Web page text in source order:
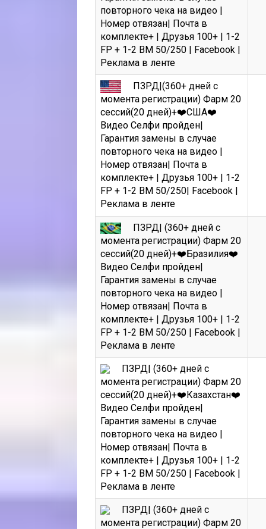
повторного чека на видео |
Номер отвязан| Почта в
комплекте+ | Друзья 100+ | 1-2
FP + 1-2 BM 50/250 | Facebook |
Реклама в ленте
ПЗРД|(360+ дней с
момента регистрации) Фарм 20
сессий(20 дней)+❤️США❤️
Видео Селфи пройден|
Гарантия замены в случае
повторного чека на видео |
Номер отвязан| Почта в
комплекте+ | Друзья 100+ | 1-2
FP + 1-2 BM 50/250| Facebook |
Реклама в ленте
ПЗРД| (360+ дней с
момента регистрации) Фарм 20
сессий(20 дней)+❤️Бразилия❤️
Видео Селфи пройден|
Гарантия замены в случае
повторного чека на видео |
Номер отвязан| Почта в
комплекте+ | Друзья 100+ | 1-2
FP + 1-2 BM 50/250 | Facebook |
Реклама в ленте
ПЗРД| (360+ дней с
момента регистрации) Фарм 20
сессий(20 дней)+❤️Казахстан❤️
Видео Селфи пройден|
Гарантия замены в случае
повторного чека на видео |
Номер отвязан| Почта в
комплекте+ | Друзья 100+ | 1-2
FP + 1-2 BM 50/250 | Facebook |
Реклама в ленте
ПЗРД| (360+ дней с
момента регистрации) Фарм 20